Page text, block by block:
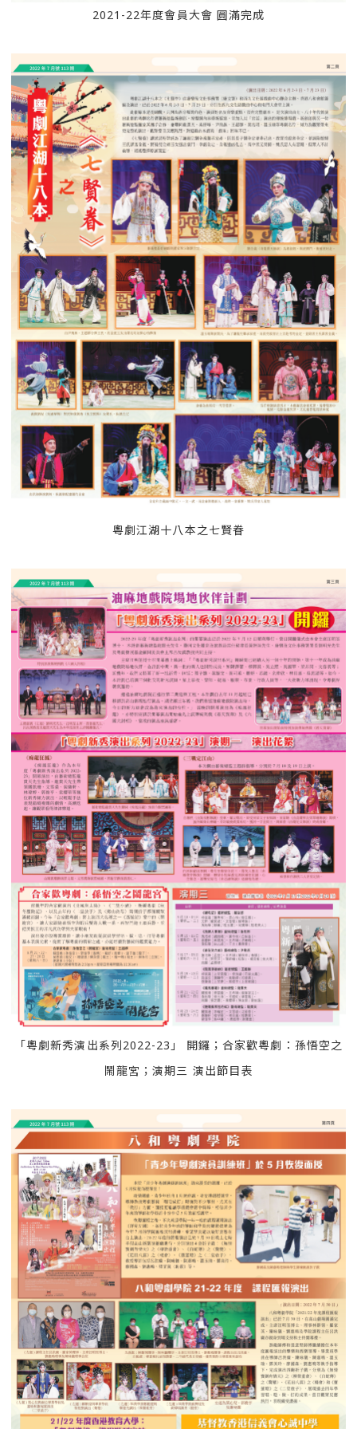
2021-22年度會員大會 圓滿完成
粵劇江湖十八本之七賢眷
「粵劇新秀演出系列2022-23」 開鑼；合家歡粵劇：孫悟空之
鬧龍宮；演期三 演出節目表